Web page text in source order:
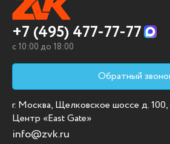
+7 (495) 477-77-77
c 10:00 до 18:00
Обратный
г. Москва, Щелковское шоссе д. 100,
Центр «East Gate»
info@zvk.ru